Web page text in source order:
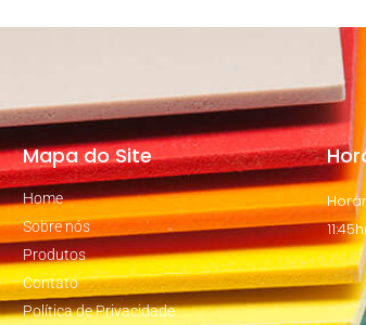
Mapa do Site
Home
Sobre nós
Produtos
Contato
Política de Privacidade